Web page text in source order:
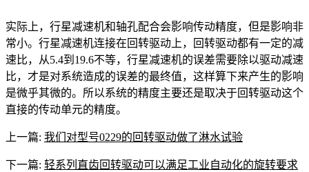
实际上，行星减速机和轴孔配合会影响传动精度，但是影响非
常小。行星减速机连接在回转驱动上，回转驱动都有一定的减
速比，从5.4到19.6不等，行星减速机的误差需要除以驱动减速
比，才是对系统造成的误差的最终值，这样算下来产生的影响
是微乎其微的。所以系统的精度主要还是取决于回转驱动这个
直接的传动单元的精度。
上一篇: 我们对型号0229的回转驱动做了淋水试验
下一篇: 轻系列直齿回转驱动可以满足工业自动化的旋转要求